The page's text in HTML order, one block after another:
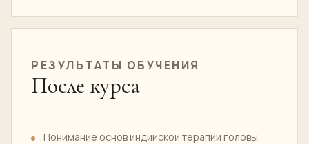
РЕЗУЛЬТАТЫ ОБУЧЕНИЯ
После курса
Понимание основ индийской терапии головы,